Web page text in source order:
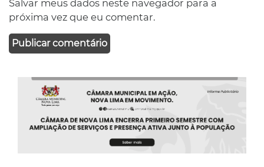
Salvar meus dados neste navegador para a
próxima vez que eu comentar.